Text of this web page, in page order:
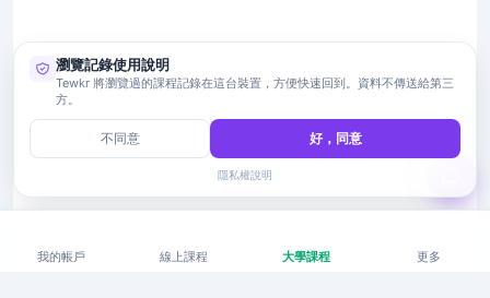
我的帳戶 線上課程 大學課程 更多
瀏覽記錄使用說明
Tewkr 將瀏覽過的課程記錄在這台裝置，方便快速回到。資料不傳送給第三
方。
不同意 好，同意
隱私權說明